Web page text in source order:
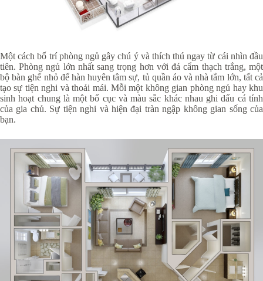
Một cách bố trí phòng ngủ gây chú ý và thích thú ngay từ cái nhìn đầu
tiên. Phòng ngủ lớn nhất sang trọng hơn với đá cẩm thạch trắng, một
bộ bàn ghế nhỏ để hàn huyên tâm sự, tủ quần áo và nhà tắm lớn, tất cả
tạo sự tiện nghi và thoải mái. Mỗi một không gian phòng ngủ hay khu
sinh hoạt chung là một bố cục và màu sắc khác nhau ghi dấu cá tính
của gia chủ. Sự tiện nghi và hiện đại tràn ngập không gian sống của
bạn.